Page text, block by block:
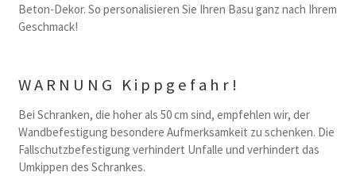
Beton-Dekor. So personalisieren Sie Ihren Basu ganz nach Ihrem
Geschmack!
WARNUNG Kippgefahr!
Bei Schranken, die hoher als 50 cm sind, empfehlen wir, der
Wandbefestigung besondere Aufmerksamkeit zu schenken. Die
Fallschutzbefestigung verhindert Unfalle und verhindert das
Umkippen des Schrankes.